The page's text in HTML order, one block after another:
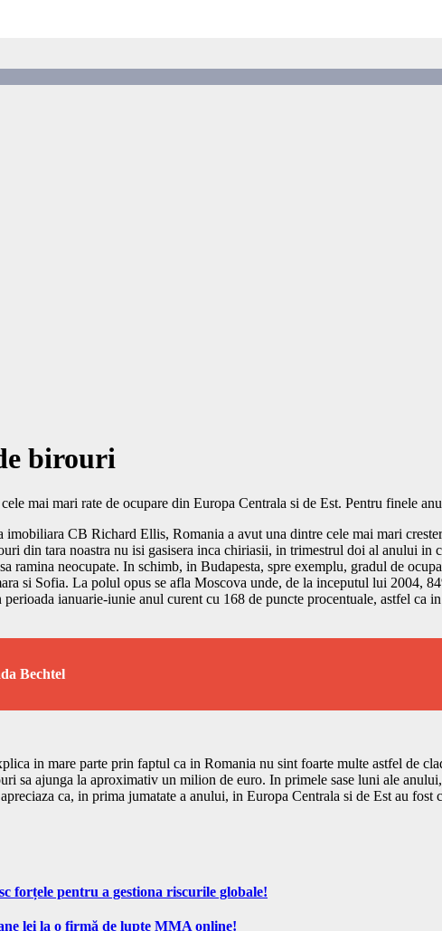
birouri
mai mari rate de ocupare din Europa Centrala si de Est. Pentru finele
imobiliara CB Richard Ellis, Romania a avut una dintre cele mai mari
din tara noastra nu isi gasisera inca chiriasii, in trimestrul doi al anului in
ramina neocupate. In schimb, in Budapesta, spre exemplu, gradul de
si Sofia. La polul opus se afla Moscova unde, de la inceputul lui 2004,
ianuarie-iunie anul curent cu 168 de puncte procentuale, astfel ca
Bechtel
in mare parte prin faptul ca in Romania nu sint foarte multe astfel de
sa ajunga la aproximativ un milion de euro. In primele sase luni ale
ca, in prima jumatate a anului, in Europa Centrala si de Est au
forțele pentru a gestiona riscurile globale!
lei la o firmă de lupte MMA online!